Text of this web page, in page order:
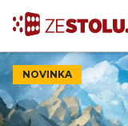
NOVINKA